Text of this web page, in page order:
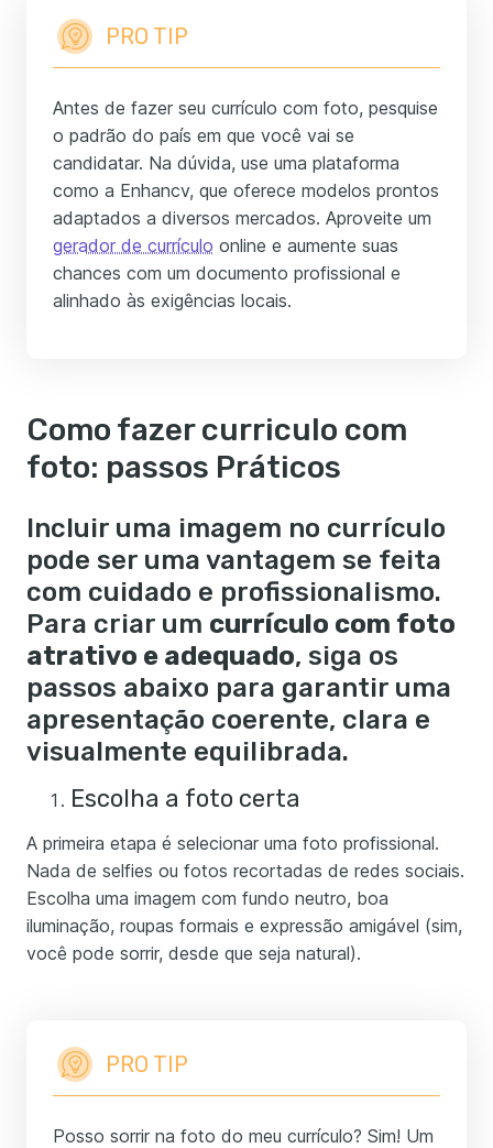
PRO TIP
Antes de fazer seu currículo com foto, pesquise
o padrão do país em que você vai se
candidatar. Na dúvida, use uma plataforma
como a Enhancv, que oferece modelos prontos
adaptados a diversos mercados. Aproveite um
gerador de currículo online e aumente suas
chances com um documento profissional e
alinhado às exigências locais.
Como fazer curriculo com
foto: passos Práticos
Incluir uma imagem no currículo
pode ser uma vantagem se feita
com cuidado e profissionalismo.
Para criar um currículo com foto
atrativo e adequado, siga os
passos abaixo para garantir uma
apresentação coerente, clara e
visualmente equilibrada.
Escolha a foto certa
A primeira etapa é selecionar uma foto profissional.
Nada de selfies ou fotos recortadas de redes sociais.
Escolha uma imagem com fundo neutro, boa
iluminação, roupas formais e expressão amigável (sim,
você pode sorrir, desde que seja natural).
PRO TIP
Posso sorrir na foto do meu currículo? Sim! Um